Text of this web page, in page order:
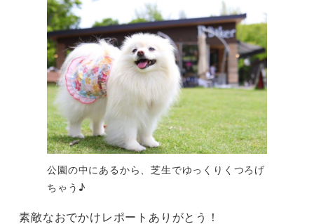
公園の中にあるから、芝生でゆっくりくつろげ
ちゃう♪
素敵なおでかけレポートありがとう！